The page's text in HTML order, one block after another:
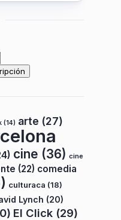
(14) arte (27)
cine (36) cine
(22) comedia
culturaca (18)
Lynch (20)
El Click (29)